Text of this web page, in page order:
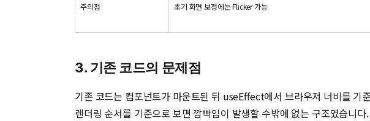
주의점 초기 화면 보정에는 Flicker 가능
3. 기존 코드의 문제점
기존 코드는 컴포넌트가 마운트된 뒤 useEffect에서 브라우저 너비를 기
렌더링 순서를 기준으로 보면 깜빡임이 발생할 수밖에 없는 구조였습니다.